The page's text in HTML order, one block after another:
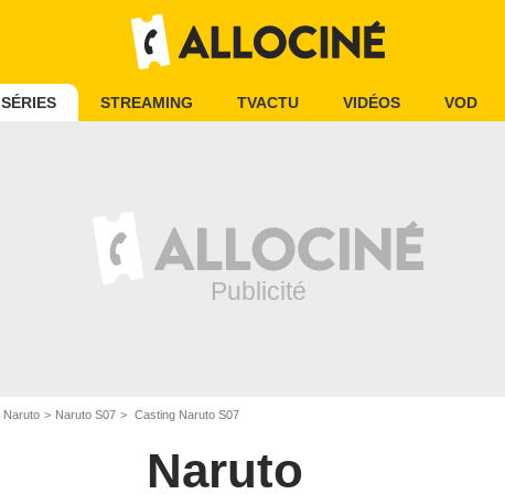
SÉRIES STREAMING TVACTU VIDÉOS VOD
Naruto Naruto S07 Casting Naruto S07
Naruto